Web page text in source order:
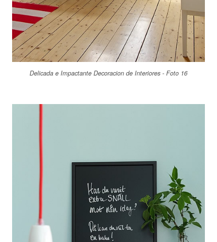
Delicada e Impactante Decoracion de Interiores - Foto 16